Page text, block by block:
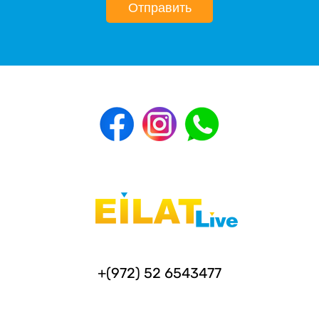
Отправить
+(972) 52 6543477